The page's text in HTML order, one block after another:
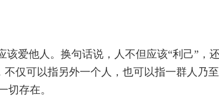
爱他人。换句话说，人不但应该“利己”，
不仅可以指另外一个人，也可以指一群人乃至
切存在。